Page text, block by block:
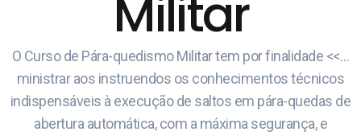
Militar
O Curso de Pára-quedismo Militar tem por finalidade <<…
ministrar aos instruendos os conhecimentos técnicos
indispensáveis à execução de saltos em pára-quedas de
abertura automática, com a máxima segurança, e